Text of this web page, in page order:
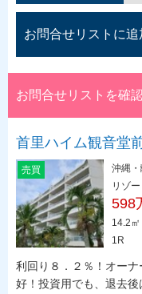
お問合せリストに追
お問合せリストを確
首里ハイム観音堂
売買
沖縄
リゾ
598
14.2㎡
1R
利回り８．２％！オー
好！投資用でも、退去